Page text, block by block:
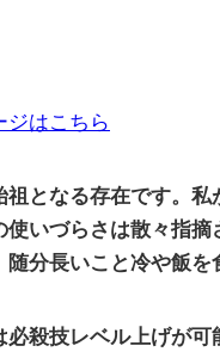
ジはこちら
祖となる存在です。私
使いづらさは散々指
分長いこと冷や飯を
必殺技レベル上げが